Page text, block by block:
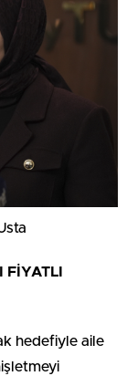
FİYATLI
hedefiyle aile